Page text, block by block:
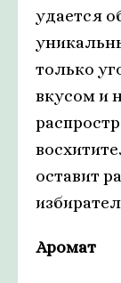
удается
только
вкусом и
оставит
Аромат